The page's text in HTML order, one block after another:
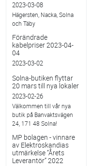
2023-03-08
Hägersten, Nacka, Solna
och Täby
Förändrade
kabelpriser 2023-04-
04
2023-03-02
Solna-butiken flyttar
20 mars till nya lokaler
2023-02-26
Välkommen till vår nya
butik på Banvaktsvägen
24, 171 48 Solna!
MP bolagen - vinnare
av Elektroskandias
utmärkelse ”Årets
Leverantör” 2022